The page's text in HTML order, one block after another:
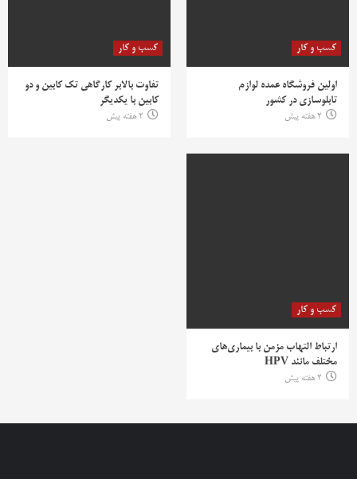
کسب و کار
اولین فروشگاه عمده لوازم
تابلوسازی در کشور
2 هفته پیش
کسب و کار
تفاوت بالابر کارگاهی تک کابین و دو
کابین با یکدیگر
2 هفته پیش
کسب و کار
ارتباط التهاب مزمن با بیماری‌های
مختلف مانند HPV
2 هفته پیش